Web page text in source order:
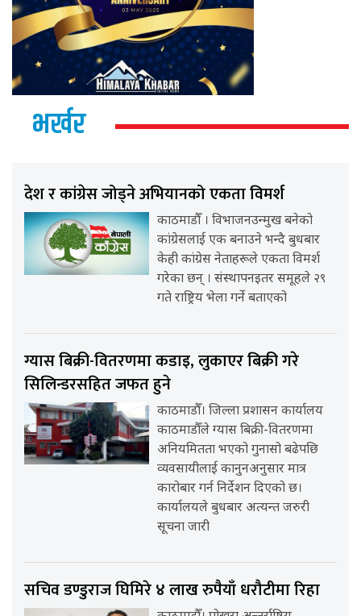
भर्खर
देश र कांग्रेस जोड्ने अभियानको एकता विमर्श
काठमाडौँ । विभाजनउन्मुख बनेको
कांग्रेसलाई एक बनाउने भन्दै बुधबार
केही कांग्रेस नेताहरूले एकता विमर्श
गरेका छन् । संस्थापनइतर समूहले २९
गते राष्ट्रिय भेला गर्ने बताएको
ग्यास बिक्री-वितरणमा कडाइ, लुकाएर बिक्री गरे
सिलिन्डरसहित जफत हुने
काठमाडौँ। जिल्ला प्रशासन कार्यालय
काठमाडौँले ग्यास बिक्री-वितरणमा
अनियमितता भएको गुनासो बढेपछि
व्यवसायीलाई कानुनअनुसार मात्र
कारोबार गर्न निर्देशन दिएको छ।
कार्यालयले बुधबार अत्यन्त जरुरी
सूचना जारी
सचिव डण्डुराज घिमिरे ४ लाख रुपैयाँ धरौटीमा रिहा